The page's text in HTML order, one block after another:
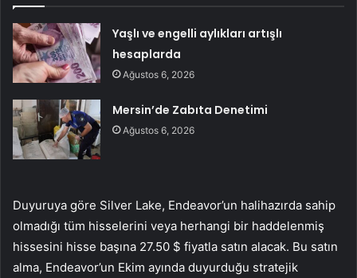
Yaşlı ve engelli aylıkları artışlı
hesaplarda
Ağustos 6, 2026
Mersin’de Zabıta Denetimi
Ağustos 6, 2026
Duyuruya göre Silver Lake, Endeavor’un halihazırda sahip
olmadığı tüm hisselerini veya herhangi bir haddelenmiş
hissesini hisse başına 27.50 $ fiyatla satın alacak. Bu satın
alma, Endeavor’un Ekim ayında duyurduğu stratejik